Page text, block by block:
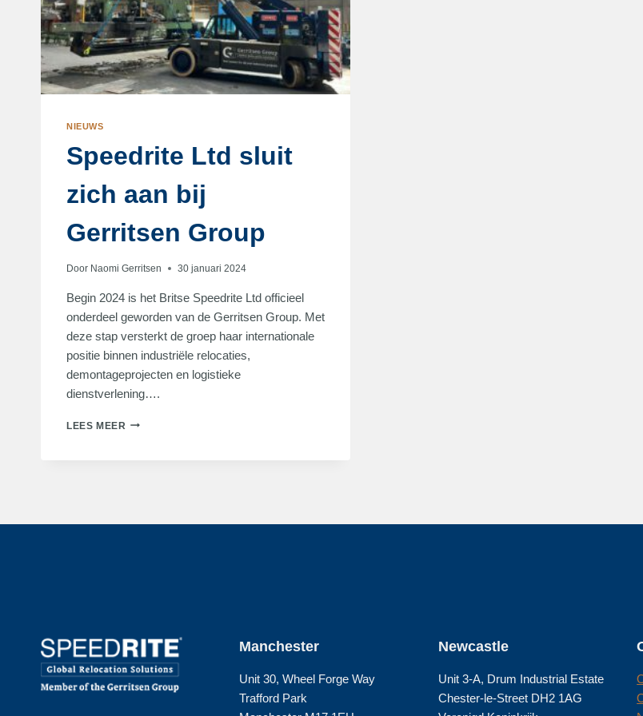
NIEUWS
Speedrite Ltd sluit
zich aan bij
Gerritsen Group
Door Naomi Gerritsen 30 januari 2024
Begin 2024 is het Britse Speedrite Ltd officieel
onderdeel geworden van de Gerritsen Group. Met
deze stap versterkt de groep haar internationale
positie binnen industriële relocaties,
demontageprojecten en logistieke
dienstverlening….
LEES MEER SPEEDRITE
GROUP
Manchester
Unit 30, Wheel Forge Way
Trafford Park
Newcastle
Unit 3-A, Drum Industrial Estate
Chester-le-Street DH2 1AG